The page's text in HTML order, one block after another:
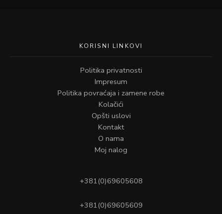
KORISNI LINKOVI
Politika privatnosti
Impresum
Politika povraćaja i zamene robe
Kolačići
Opšti uslovi
Kontakt
O nama
Moj nalog
+381(0)69605608
+381(0)69605609